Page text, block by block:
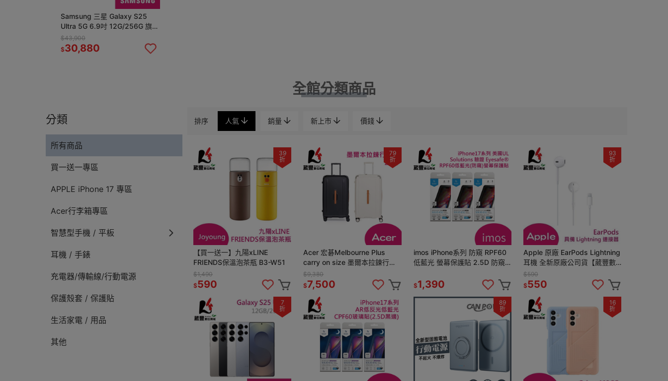
Samsung 三星 Galaxy S25
Ultra 5G 6.9吋 12G/256G 旗艦
智慧手機
$43,900
$30,880
全館分類商品
分類
所有商品
買一送一專區
APPLE iPhone 17 專區
Acer行李箱專區
智慧型手機 / 平板
耳機 / 手錶
充電器/傳輸線/行動電源
保護殼套 / 保護貼
生活家電 / 用品
其他
排序 人氣 銷量 新上市 價錢
39
折
【買一送一】九陽xLINE
FRIENDS保溫泡茶瓶 B3-W51
$1,490
$590
79
折
Acer 宏碁Melbourne Plus
carry on size 墨爾本拉鍊行李
箱 28吋
$9,380
$7,500
imos iPhone系列 防窺 RPF60
低藍光 螢幕保護貼 2.5D 防窺
$1,390
93
折
Apple 原廠 EarPods Lightning
耳機 全新原廠公司貨【葳豐數
位商城】
$590
$550
7
折
89
折
16
折